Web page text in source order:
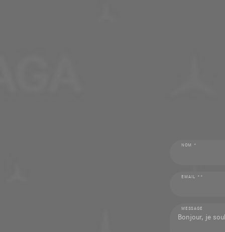
NOM *
EMAIL **
MESSAGE